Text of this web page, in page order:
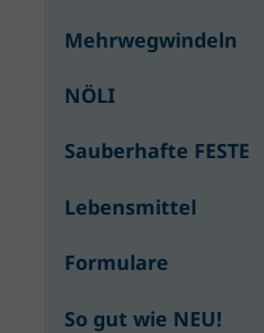
Mehrwegwindeln
NÖLI
Sauberhafte FESTE
Lebensmittel
Formulare
So gut wie NEU!